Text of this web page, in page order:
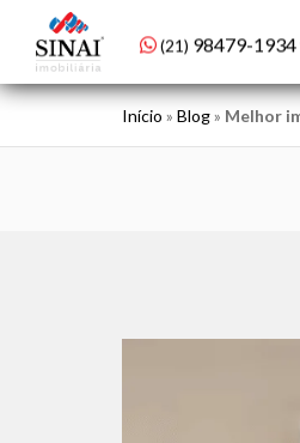
(21) 98479-1934
Início » Blog» Melhor